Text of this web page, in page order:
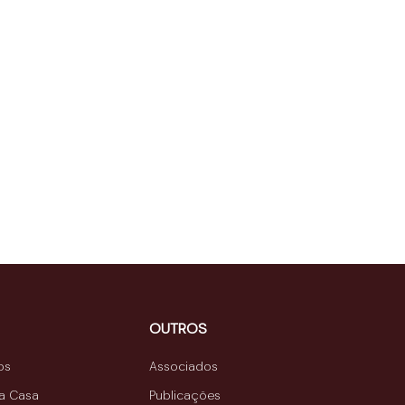
Casa
OUTROS
Associados
Publicações